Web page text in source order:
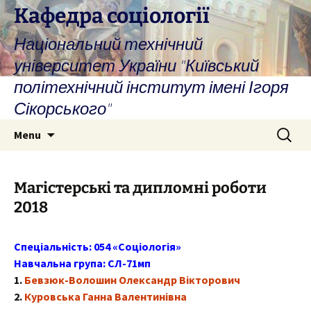
Skip
to
content
Кафедра соціології
Національний технічний
університет України "Київський
політехнічний інститут імені Ігоря
Сікорського"
Menu
Search
for:
Магістерські та дипломні роботи
2018
Спеціальність: 054 «Соціологія»
Навчальна група: СЛ-71мп
1. Бевзюк-Волошин Олександр Вікторович
2. Куровська Ганна Валентинівна